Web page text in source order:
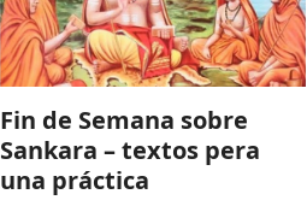
Fin de Semana sobre
Sankara – textos pera
una práctica